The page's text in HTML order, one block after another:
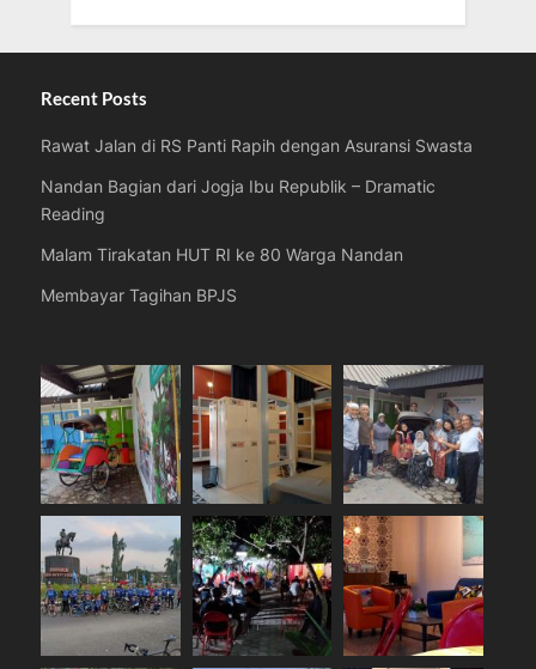
Recent Posts
Rawat Jalan di RS Panti Rapih dengan Asuransi Swasta
Nandan Bagian dari Jogja Ibu Republik – Dramatic
Reading
Malam Tirakatan HUT RI ke 80 Warga Nandan
Membayar Tagihan BPJS